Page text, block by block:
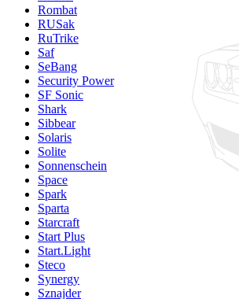
Rombat
RUSak
RuTrike
Saf
SeBang
Security Power
SF Sonic
Shark
Sibbear
Solaris
Solite
Sonnenschein
Space
Spark
Sparta
Starcraft
Start Plus
Start.Light
Steco
Synergy
Sznajder